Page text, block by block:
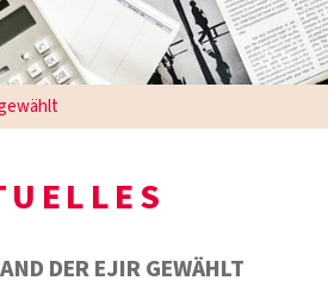
DER EJIR GEWÄHLT